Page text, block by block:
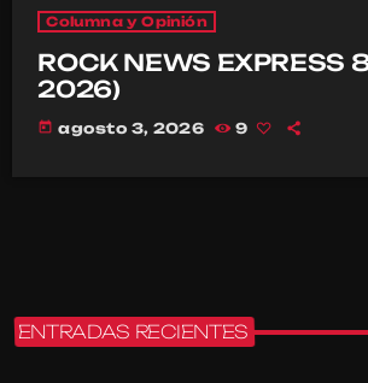
Columna y Opinión
ROCK NEWS EXPRESS
2026)
today agosto 3, 2026 9
ENTRADAS RECIENTES